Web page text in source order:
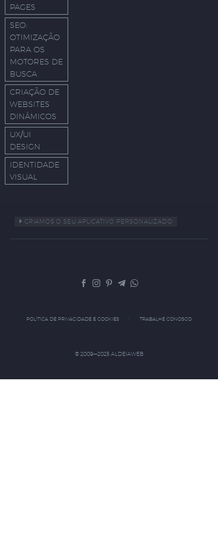
PAGES
SEO:
OTIMIZAÇÃO
PARA OS
MOTORES DE
BUSCA
CRIAÇÃO DE
WEBSITES
DINÂMICOS
UX/UI
DESIGN
IDENTIDADE
VISUAL
CRIAMOS O SEU APLICATIVO PERSONALIZADO
POLÍTICA DE PRIVACIDADE E COOKIES TRABALHE CONOSCO
© 2009—2025 ALDEIAWEB